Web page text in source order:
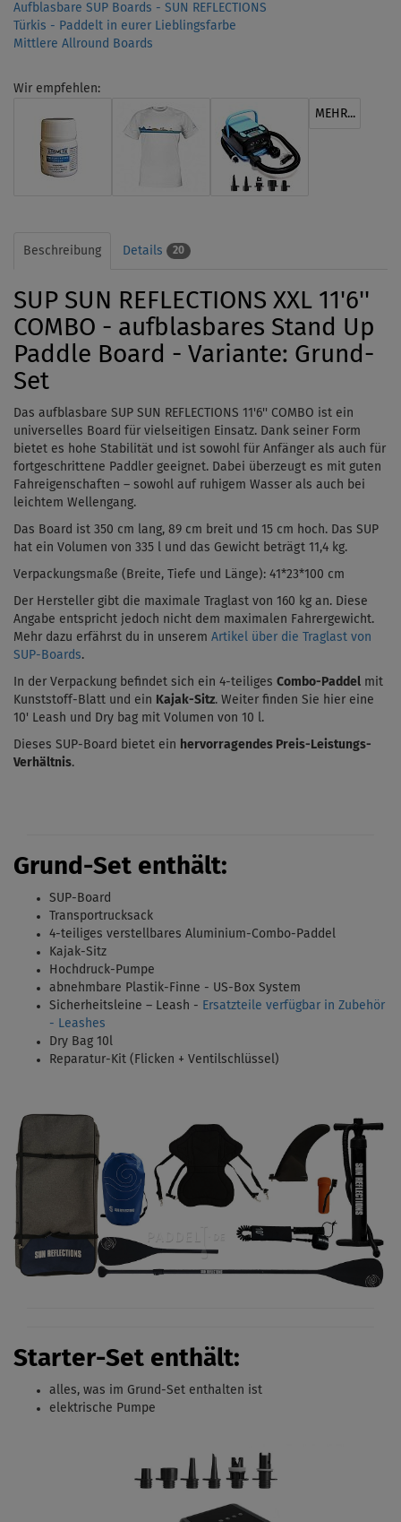
Aufblasbare SUP Boards - SUN REFLECTIONS
Türkis - Paddelt in eurer Lieblingsfarbe
Mittlere Allround Boards
Wir empfehlen:
MEHR...
Beschreibung Details 20
SUP SUN REFLECTIONS XXL 11'6''
COMBO - aufblasbares Stand Up
Paddle Board - Variante: Grund-
Set
Das aufblasbare SUP SUN REFLECTIONS 11'6'' COMBO ist ein
universelles Board für vielseitigen Einsatz. Dank seiner Form
bietet es hohe Stabilität und ist sowohl für Anfänger als auch für
fortgeschrittene Paddler geeignet. Dabei überzeugt es mit guten
Fahreigenschaften – sowohl auf ruhigem Wasser als auch bei
leichtem Wellengang.
Das Board ist 350 cm lang, 89 cm breit und 15 cm hoch. Das SUP
hat ein Volumen von 335 l und das Gewicht beträgt 11,4 kg.
Verpackungsmaße (Breite, Tiefe und Länge): 41*23*100 cm
Der Hersteller gibt die maximale Traglast von 160 kg an. Diese
Angabe entspricht jedoch nicht dem maximalen Fahrergewicht.
Mehr dazu erfährst du in unserem Artikel über die Traglast von
SUP-Boards.
In der Verpackung befindet sich ein 4-teiliges Combo-Paddel mit
Kunststoff-Blatt und ein Kajak-Sitz. Weiter finden Sie hier eine
10' Leash und Dry bag mit Volumen von 10 l.
Dieses SUP-Board bietet ein hervorragendes Preis-Leistungs-
Verhältnis.
Grund-Set enthält:
SUP-Board
Transportrucksack
4-teiliges verstellbares Aluminium-Combo-Paddel
Kajak-Sitz
Hochdruck-Pumpe
abnehmbare Plastik-Finne - US-Box System
Sicherheitsleine – Leash - Ersatzteile verfügbar in Zubehör
- Leashes
Dry Bag 10l
Reparatur-Kit (Flicken + Ventilschlüssel)
Starter-Set enthält:
alles, was im Grund-Set enthalten ist
elektrische Pumpe